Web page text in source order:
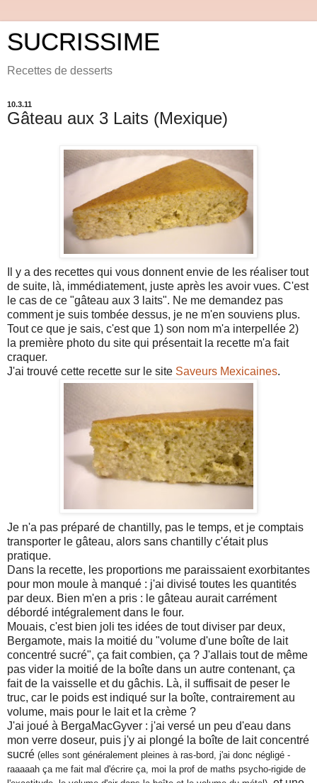
SUCRISSIME
Recettes de desserts
10.3.11
Gâteau aux 3 Laits (Mexique)
Il y a des recettes qui vous donnent envie de les réaliser tout
de suite, là, immédiatement, juste après les avoir vues. C'est
le cas de ce "gâteau aux 3 laits". Ne me demandez pas
comment je suis tombée dessus, je ne m'en souviens plus.
Tout ce que je sais, c'est que 1) son nom m'a interpellée 2)
la première photo du site qui présentait la recette m'a fait
craquer.
J'ai trouvé cette recette sur le site Saveurs Mexicaines.
Je n'a pas préparé de chantilly, pas le temps, et je comptais
transporter le gâteau, alors sans chantilly c'était plus
pratique.
Dans la recette, les proportions me paraissaient exorbitantes
pour mon moule à manqué : j'ai divisé toutes les quantités
par deux. Bien m'en a pris : le gâteau aurait carrément
débordé intégralement dans le four.
Mouais, c'est bien joli tes idées de tout diviser par deux,
Bergamote, mais la moitié du "volume d'une boîte de lait
concentré sucré", ça fait combien, ça ? J'allais tout de même
pas vider la moitié de la boîte dans un autre contenant, ça
fait de la vaisselle et du gâchis. Là, il suffisait de peser le
truc, car le poids est indiqué sur la boîte, contrairement au
volume, mais pour le lait et la crème ?
J'ai joué à BergaMacGyver : j'ai versé un peu d'eau dans
mon verre doseur, puis j'y ai plongé la boîte de lait concentré
sucré (elles sont généralement pleines à ras-bord, j'ai donc négligé -
raaaaah ça me fait mal d'écrire ça, moi la prof de maths psycho-rigide de